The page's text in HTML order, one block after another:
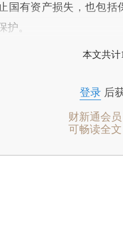
国有资产损失，也包
护。
本文共计
登录后
财新通会员
可畅读全文